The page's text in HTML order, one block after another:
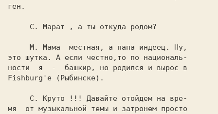
ген.
     С. Марат
, а ты откуда родом?
     М.
Мама  местная, а папа индеец. Ну,
это шутка. А если честно,то по националь-
ности  я  -  башкир, но родился и вырос в
Fishburg'e (Рыбинске).
     С.
Круто !!! Давайте отойдем на вре-
мя  от музыкальной темы и затронем просто